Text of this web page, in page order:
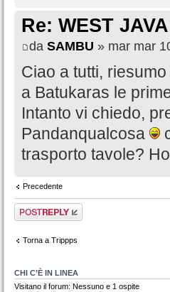
Re: WEST
da SAMBU » mar mar
Ciao a tutti,
a Batukaras le
Intanto vi chiedo,
Pandanqualcosa
trasporto tavole?
Precedente
Rispondi al
messaggio
Torna a Trippps
CHI C’È IN LINEA
Visitano il forum: Nessuno e 1 ospite